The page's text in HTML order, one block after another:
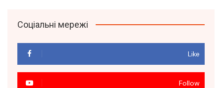
Соціальні мережі
Like
Follow